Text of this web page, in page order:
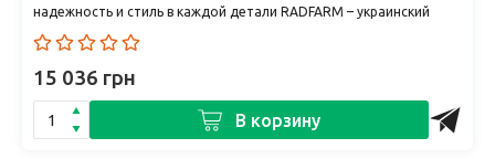
надежность и стиль в каждой детали RADFARM – украинский
производ..
15 036 грн
В корзину